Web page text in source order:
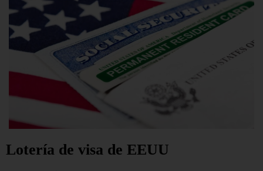
Lotería de visa de EEUU